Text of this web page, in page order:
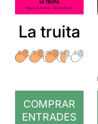
La truita
COMPRAR
ENTRADES